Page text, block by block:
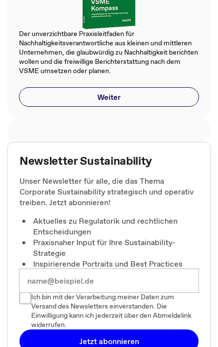
Der unverzichtbare Praxisleitfaden für
Nachhaltigkeitsverantwortliche aus kleinen und mittleren
Unternehmen, die glaubwürdig zu Nachhaltigkeit berichten
wollen und die freiwillige Berichterstattung nach dem
VSME umsetzen oder planen.
Weiter
Newsletter Sustainability
Unser Newsletter für alle, die das Thema
Corporate Sustainability strategisch und operativ
treiben. Jetzt abonnieren!
Aktuelles zu Regulatorik und rechtlichen
Entscheidungen
Praxisnaher Input für Ihre Sustainability-
Strategie
Inspirierende Portraits und Best Practices
Ich bin mit der Verarbeitung meiner Daten zum
Versand des Newsletters einverstanden. Die
Einwilligung kann ich jederzeit über den Abmeldelink
widerrufen.
Jetzt abonnieren